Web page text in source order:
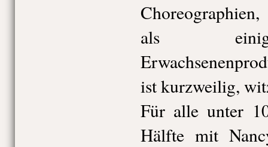
als
ist kurzweilig,
Für alle unter
Hälfte mit